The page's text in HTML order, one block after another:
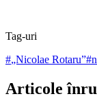
Tag-uri
#„Nicolae Rotaru”#
Articole